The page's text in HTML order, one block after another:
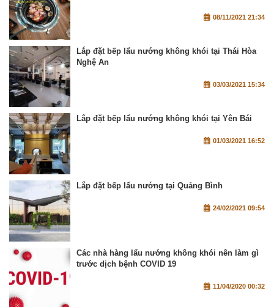
08/11/2021 21:34
Lắp đặt bếp lẩu nướng không khói tại Thái Hòa
Nghệ An
03/03/2021 15:34
Lắp đặt bếp lẩu nướng không khói tại Yên Bái
01/03/2021 16:52
Lắp đặt bếp lẩu nướng tại Quảng Bình
24/02/2021 09:54
Các nhà hàng lẩu nướng không khói nên làm gì
trước dịch bệnh COVID 19
11/04/2020 00:32